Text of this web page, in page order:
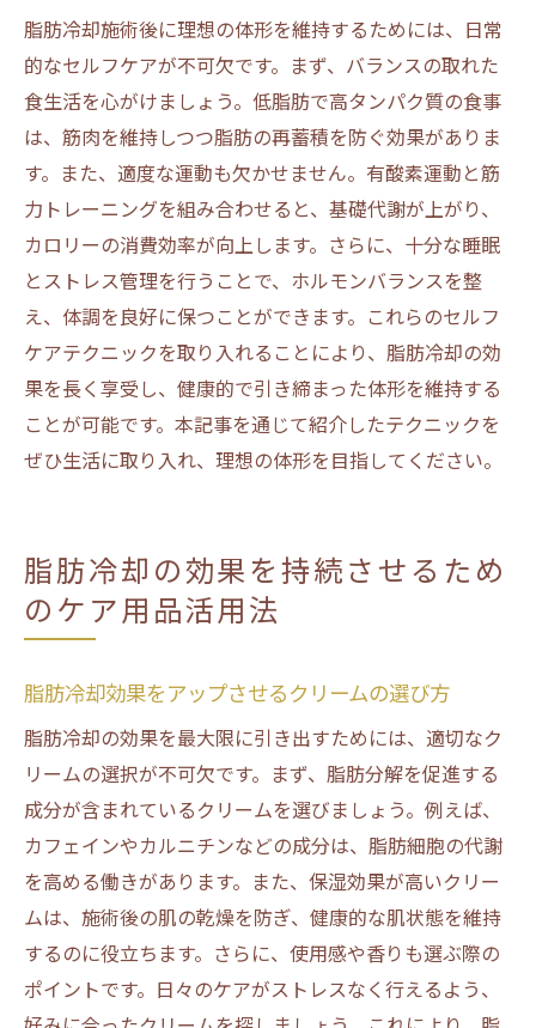
脂肪冷却施術後に理想の体形を維持するためには、日常
的なセルフケアが不可欠です。まず、バランスの取れた
食生活を心がけましょう。低脂肪で高タンパク質の食事
は、筋肉を維持しつつ脂肪の再蓄積を防ぐ効果がありま
す。また、適度な運動も欠かせません。有酸素運動と筋
力トレーニングを組み合わせると、基礎代謝が上がり、
カロリーの消費効率が向上します。さらに、十分な睡眠
とストレス管理を行うことで、ホルモンバランスを整
え、体調を良好に保つことができます。これらのセルフ
ケアテクニックを取り入れることにより、脂肪冷却の効
果を長く享受し、健康的で引き締まった体形を維持する
ことが可能です。本記事を通じて紹介したテクニックを
ぜひ生活に取り入れ、理想の体形を目指してください。
脂肪冷却の効果を持続させるため
のケア用品活用法
脂肪冷却効果をアップさせるクリームの選び方
脂肪冷却の効果を最大限に引き出すためには、適切なク
リームの選択が不可欠です。まず、脂肪分解を促進する
成分が含まれているクリームを選びましょう。例えば、
カフェインやカルニチンなどの成分は、脂肪細胞の代謝
を高める働きがあります。また、保湿効果が高いクリー
ムは、施術後の肌の乾燥を防ぎ、健康的な肌状態を維持
するのに役立ちます。さらに、使用感や香りも選ぶ際の
ポイントです。日々のケアがストレスなく行えるよう、